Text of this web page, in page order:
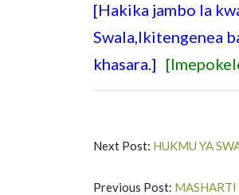
[Hakika jambo la
Swala,Ikitengenea
khasara.]
Next Post: HUKMU YA
Previous Post: MASHARTI